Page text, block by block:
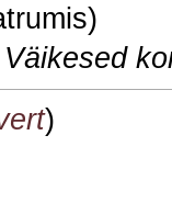
Väikesed
)